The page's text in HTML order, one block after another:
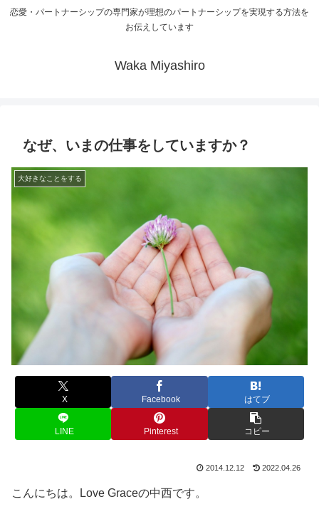
恋愛・パートナーシップの専門家が理想のパートナーシップを実現する方法を
お伝えしています
Waka Miyashiro
なぜ、いまの仕事をしていますか？
大好きなことをする
X Facebook はてブ
LINE Pinterest コピー
2014.12.12 2022.04.26
こんにちは。Love Graceの中西です。